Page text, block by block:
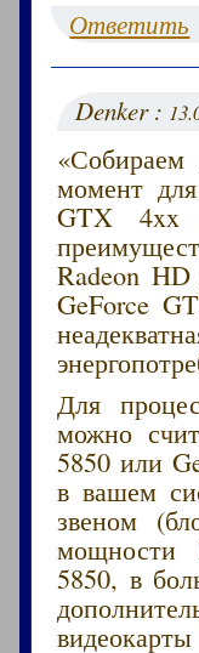
Ответить
Denker :
момент
GTX 4xx
Radeon
GeForce
Для
можно
5850 или
в вашем
звеном
мощности
5850, в